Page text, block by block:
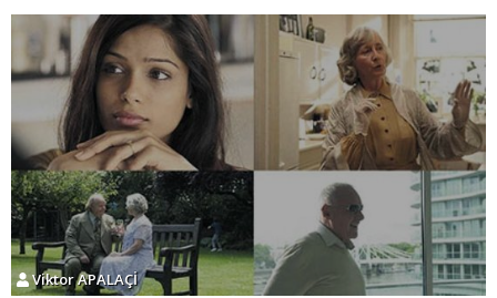
Viktor APALAÇİ